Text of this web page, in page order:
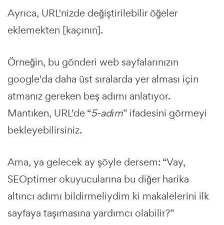
Ayrıca, URL'nizde değiştirilebilir öğeler
eklemekten [kaçının].
Örneğin, bu gönderi web sayfalarınızın
google'da daha üst sıralarda yer alması için
atmanız gereken beş adımı anlatıyor.
Mantıken, URL'de “5-adım” ifadesini görmeyi
bekleyebilirsiniz.
Ama, ya gelecek ay şöyle dersem: “Vay,
SEOptimer okuyucularına bu diğer harika
altıncı adımı bildirmeliydim ki makalelerini ilk
sayfaya taşımasına yardımcı olabilir?”